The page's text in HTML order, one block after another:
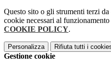
Questo sito o gli strumenti terzi
cookie necessari al
COOKIE POLICY.
Personalizza Rifiuta tutti i
Gestione cookie